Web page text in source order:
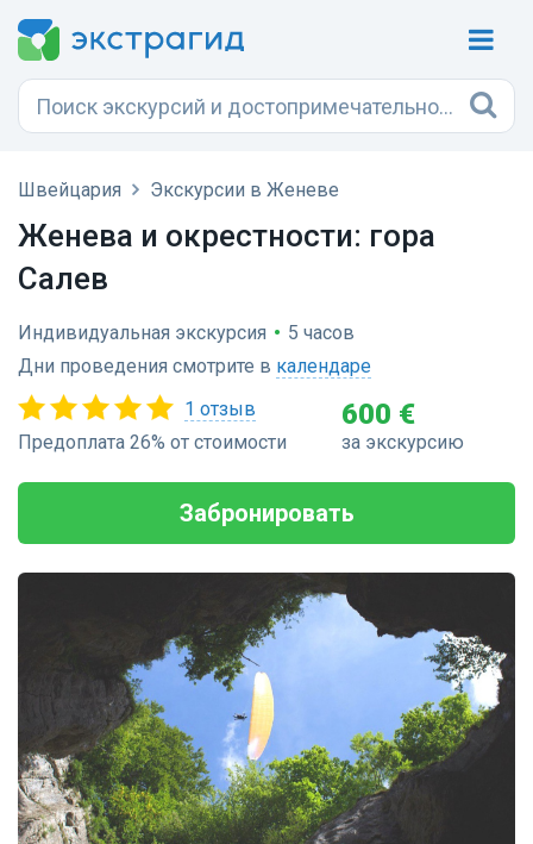
Швейцария Экскурсии в Женеве
Женева и окрестности: гора
Салев
Индивидуальная экскурсия • 5 часов
Дни проведения смотрите в календаре
1 отзыв
Предоплата 26% от стоимости
600 €
за экскурсию
Забронировать